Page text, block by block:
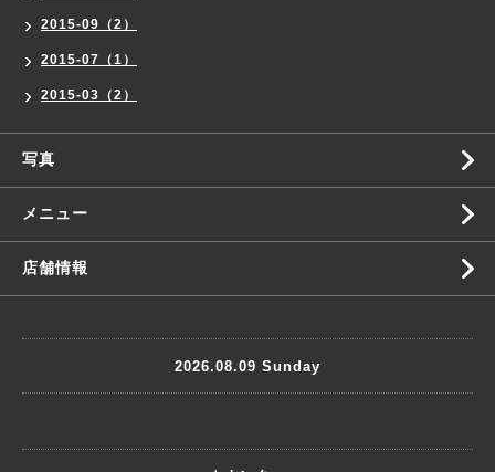
2015-09（2）
2015-07（1）
2015-03（2）
写真
メニュー
店舗情報
2026.08.09 Sunday